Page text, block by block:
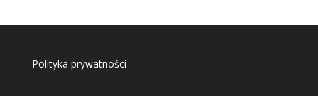
Polityka prywatności